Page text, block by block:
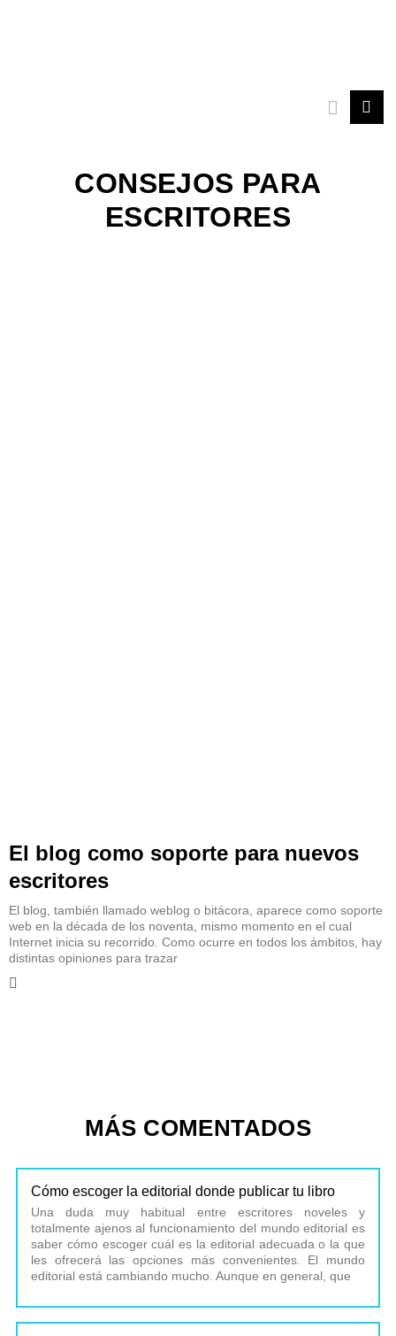
CONSEJOS PARA
ESCRITORES
El blog como soporte para nuevos
escritores
El blog, también llamado weblog o bitácora, aparece como soporte
web en la década de los noventa, mismo momento en el cual
Internet inicia su recorrido. Como ocurre en todos los ámbitos, hay
distintas opiniones para trazar
MÁS COMENTADOS
Cómo escoger la editorial donde publicar tu libro
Una duda muy habitual entre escritores noveles y
totalmente ajenos al funcionamiento del mundo editorial es
saber cómo escoger cuál es la editorial adecuada o la que
les ofrecerá las opciones más convenientes. El mundo
editorial está cambiando mucho. Aunque en general, que